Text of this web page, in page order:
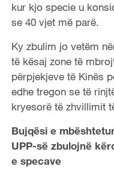
kur kjo specie u
se 40 vjet më parë.
Ky zbulim jo vetëm
të kësaj zone të
përpjekjeve të Kinës
edhe tregon se të
kryesorë të zhvillimit
Bujqësi e
UPP-së zbulojnë
e specave